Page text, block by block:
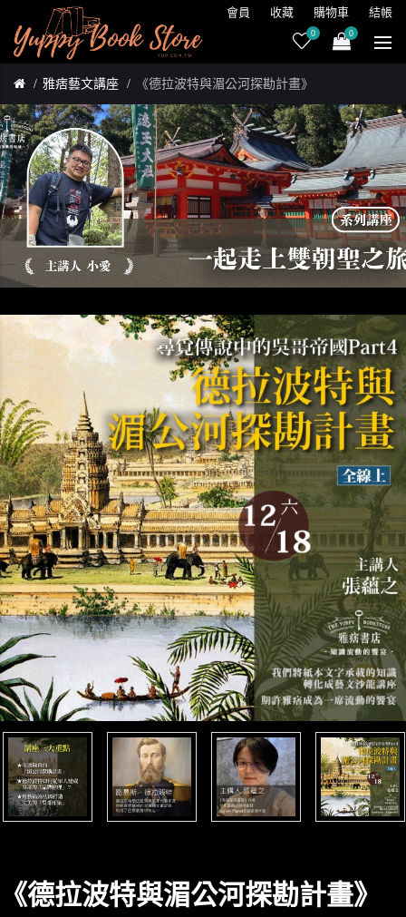
會員 收藏 購物車 結帳
0 0
雅痞藝文講座 《德拉波特與湄公河探勘計畫》
《德拉波特與湄公河探勘計畫》